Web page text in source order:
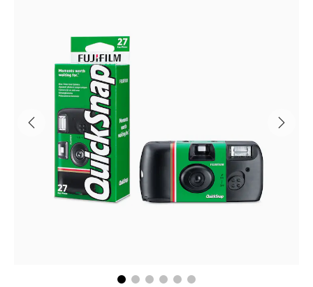
NiSi NC UV-Filter till
Fujifilm X100VI Svart
Pris 549 kr
549 kr
Square Film
Pris
289 kr